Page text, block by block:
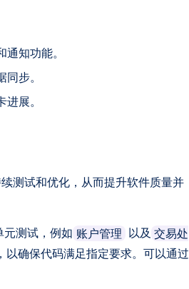
知功能。
步。
展。
测试和优化，从而提升软件质量并
测试，例如 账户管理 以及 交易处
确保代码满足指定要求。可以通过